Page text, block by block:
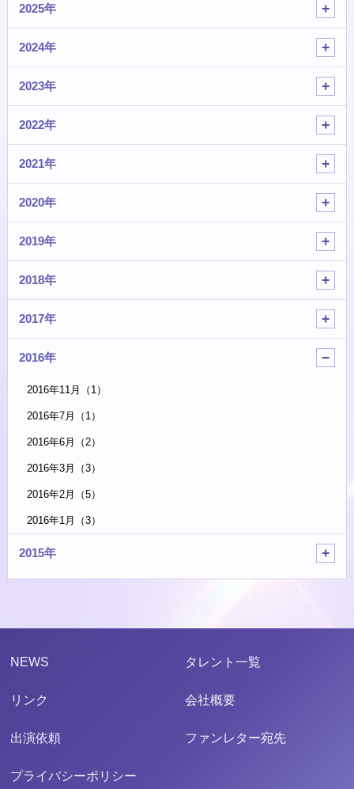
2025年
2024年
2023年
2022年
2021年
2020年
2019年
2018年
2017年
2016年
2016年11月（1）
2016年7月（1）
2016年6月（2）
2016年3月（3）
2016年2月（5）
2016年1月（3）
2015年
NEWS タレント一覧
リンク 会社概要
出演依頼 ファンレター宛先
プライバシーポリシー